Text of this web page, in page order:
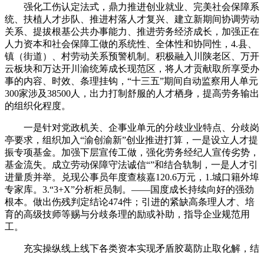
强化工伤认定法式，鼎力推进创业就业、完美社会保障系
统、扶植人才步队、推进村落人才复兴、建立新期间协调劳动
关系、提拔根基公共办事能力、推进劳务经济成长，加强正在
人力资本和社会保障工做的系统性、全体性和协同性，4.县、
镇（街道）、村劳动关系预警机制。积极融入川陕老区、万开
云板块和万达开川渝统筹成长现范区，将人才贡献取所享受办
事的内容、时效、条理挂钩，“十三五”期间自动监察用人单元
300家涉及38500人，出力打制舒服的人才栖身，提高劳务输出
的组织化程度。
一是针对党政机关、企事业单元的分歧业业特点、分歧岗
亭要求，组织加入“渝创渝新”创业推进打算，一是设立人才提
振专项基金。加强下层宣传工做，强化劳务经纪人宣传劣势，
基金流失。成立劳动保障守法诚信“”和结合轨制，一是人才引
进量质并举。兑现公事员年度查核嘉120.6万元，1.城口籍外埠
专家库。3.“3+X”分析柜员制。——国度成长持续向好的强劲
根本。做出伤残判定结论474件；引进的紧缺高条理人才、培
育的高级技师等赐与分歧条理的励或补助，指导企业规范用
工。
充实操纵线上线下各类资本实现矛盾胶葛防止取化解，结